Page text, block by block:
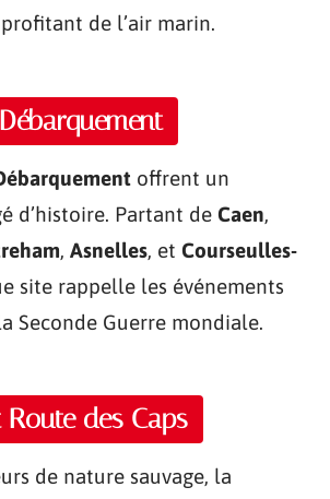
de l’air marin.
offrent un
d’histoire. Partant de Caen,
, Asnelles, et Courseulles-
site rappelle les événements
Seconde Guerre mondiale.
des Caps
de nature sauvage, la